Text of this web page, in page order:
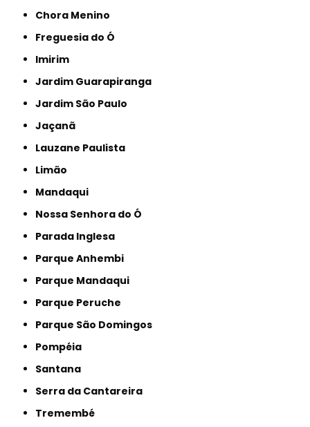
Chora Menino
Freguesia do Ó
Imirim
Jardim Guarapiranga
Jardim São Paulo
Jaçanã
Lauzane Paulista
Limão
Mandaqui
Nossa Senhora do Ó
Parada Inglesa
Parque Anhembi
Parque Mandaqui
Parque Peruche
Parque São Domingos
Pompéia
Santana
Serra da Cantareira
Tremembé